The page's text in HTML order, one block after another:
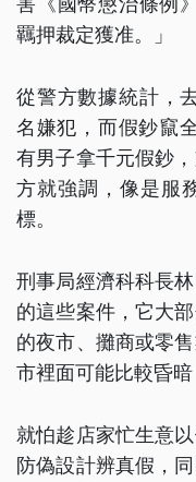
羈押裁定獲准。」
從警方數據統計，
名嫌犯，而假鈔竄
有男子拿千元假鈔
方就強調，像是服
標。
刑事局經濟科科長
的這些案件，它大
的夜市、攤商或零
市裡面可能比較昏暗
就怕趁店家忙生意
防偽設計辨真假，